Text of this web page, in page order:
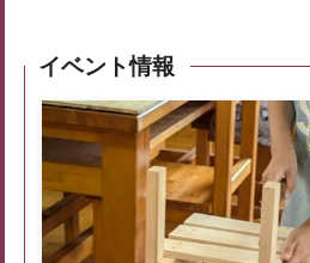
イベント情報